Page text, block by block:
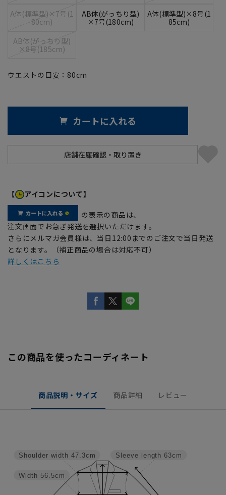
A体(標準型)×7号(1
80cm)
AB体(がっちり型)
×7号(180cm)
A体(標準型)×8号(1
85cm)
AB体(がっちり型)
×8号(185cm)
ウエストの目安： 80cm
カートに入れる
【 アイコンについて】
の表示の商品は、
注文画面でお急ぎ発送を選択いただけます。
さらにメルマガ会員様は、当日12:00までのご注文で当日発送
となります。（補正商品の場合は対応不可）
詳しくはこちら
この商品を使ったコーディネート
商品説明・サイズ 商品詳細 レビュー
Sleeve length 63cm
Width 56.5cm
Shoulder width 47.3cm